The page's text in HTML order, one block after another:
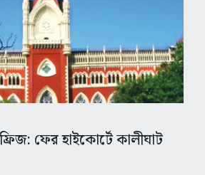
ফের হাইকোর্টে কালীঘাট